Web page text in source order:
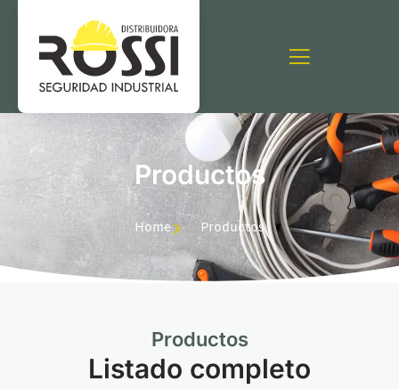
Productos
Home Productos
Productos
Listado completo